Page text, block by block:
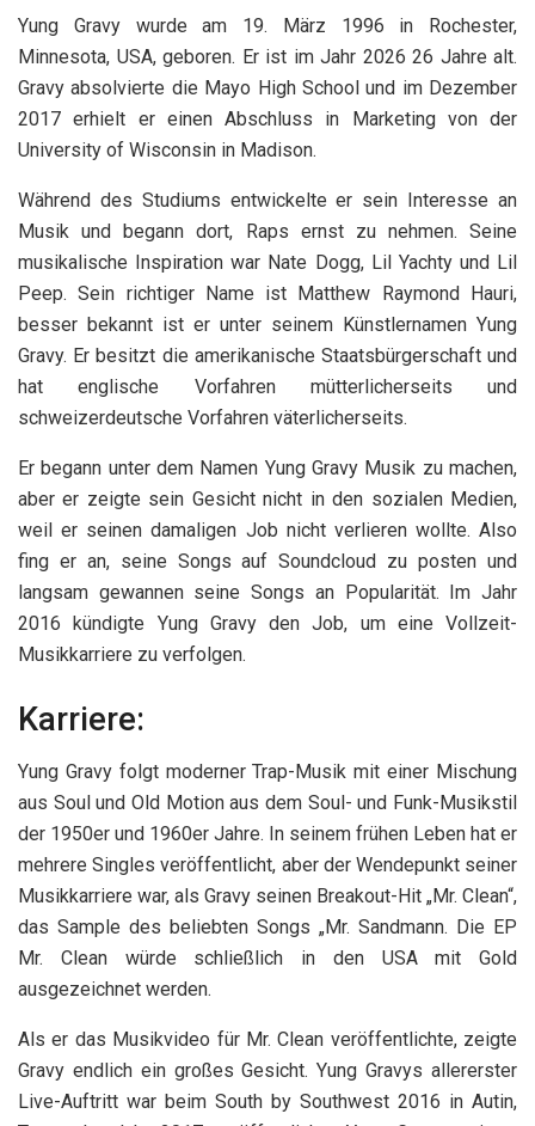
Yung Gravy wurde am 19. März 1996 in Rochester,
Minnesota, USA, geboren. Er ist im Jahr 2026 26 Jahre alt.
Gravy absolvierte die Mayo High School und im Dezember
2017 erhielt er einen Abschluss in Marketing von der
University of Wisconsin in Madison.
Während des Studiums entwickelte er sein Interesse an
Musik und begann dort, Raps ernst zu nehmen. Seine
musikalische Inspiration war Nate Dogg, Lil Yachty und Lil
Peep. Sein richtiger Name ist Matthew Raymond Hauri,
besser bekannt ist er unter seinem Künstlernamen Yung
Gravy. Er besitzt die amerikanische Staatsbürgerschaft und
hat englische Vorfahren mütterlicherseits und
schweizerdeutsche Vorfahren väterlicherseits.
Er begann unter dem Namen Yung Gravy Musik zu machen,
aber er zeigte sein Gesicht nicht in den sozialen Medien,
weil er seinen damaligen Job nicht verlieren wollte. Also
fing er an, seine Songs auf Soundcloud zu posten und
langsam gewannen seine Songs an Popularität. Im Jahr
2016 kündigte Yung Gravy den Job, um eine Vollzeit-
Musikkarriere zu verfolgen.
Karriere:
Yung Gravy folgt moderner Trap-Musik mit einer Mischung
aus Soul und Old Motion aus dem Soul- und Funk-Musikstil
der 1950er und 1960er Jahre. In seinem frühen Leben hat er
mehrere Singles veröffentlicht, aber der Wendepunkt seiner
Musikkarriere war, als Gravy seinen Breakout-Hit „Mr. Clean“,
das Sample des beliebten Songs „Mr. Sandmann. Die EP
Mr. Clean würde schließlich in den USA mit Gold
ausgezeichnet werden.
Als er das Musikvideo für Mr. Clean veröffentlichte, zeigte
Gravy endlich ein großes Gesicht. Yung Gravys allererster
Live-Auftritt war beim South by Southwest 2016 in Autin,